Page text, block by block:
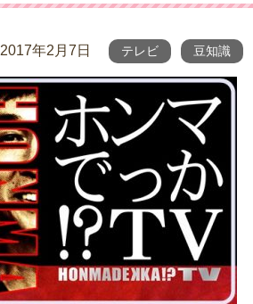
2017年2月7日 テレビ 豆知識